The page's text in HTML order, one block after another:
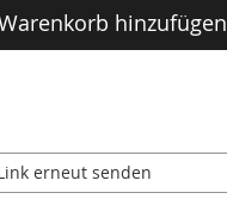
hinzufügen
erneut senden